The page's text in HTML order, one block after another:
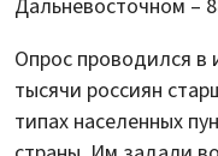
Дальневосточном –
Опрос проводился в
тысячи россиян
типах населенных